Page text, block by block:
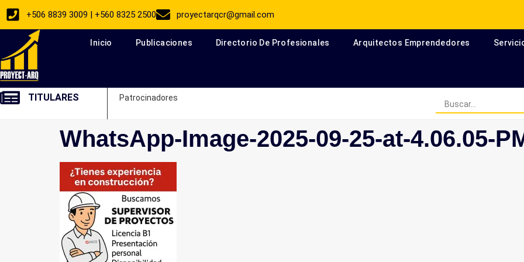
+506 8839 3009 | +560 8325 2500 proyectarqcr@gmail.com
Inicio Publicaciones Directorio De Profesionales Arquitectos Emprendedores
TITULARES Patrocinadores
WhatsApp-Image-2025-09-25-at-4.06.05-